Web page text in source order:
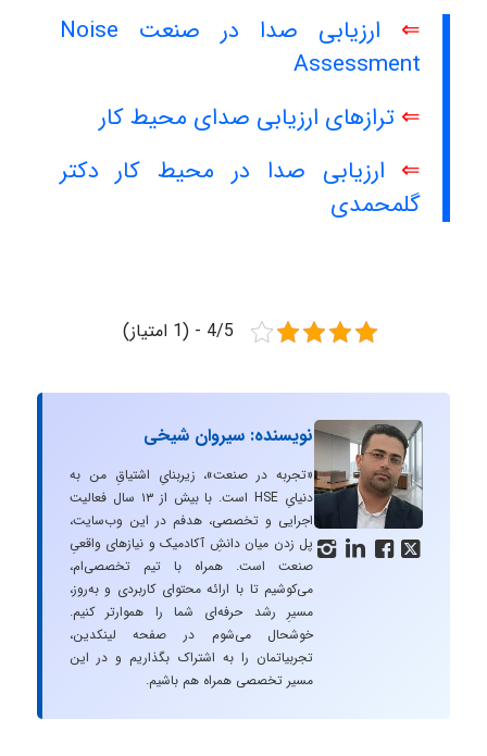
⇐
ارزیابی صدا در صنعت Noise
Assessment
⇐ ترازهای ارزیابی صدای محیط کار
⇐ ارزیابی صدا در محیط کار دکتر
گلمحمدی
4/5 - (1 امتیاز)
   
نویسنده: سیروان شیخی
«تجربه در صنعت»، زیربنایِ اشتیاقِ من به
دنیایِ HSE است. با بیش از ۱۳ سال فعالیت
اجرایی و تخصصی، هدفم در این وب‌سایت،
پل زدن میان دانشِ آکادمیک و نیازهای واقعیِ
صنعت است. همراه با تیم تخصصی‌ام،
می‌کوشیم تا با ارائه محتوای کاربردی و به‌روز،
مسیرِ رشد حرفه‌ای شما را هموارتر کنیم.
خوشحال می‌شوم در صفحه لینکدین،
تجربیاتمان را به اشتراک بگذاریم و در این
مسیر تخصصی همراه هم باشیم.